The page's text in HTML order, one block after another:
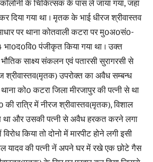
के चिकित्सक के पास ले जाया गया, जहां
दिया गया था । मृतक के भाई धीरज श्रीवास्तव
पर थाना कोतवाली कटरा पर मु0अ0सं0-
पंजीकृत किया गया था । उक्त
साक्ष्य संकलन एवं पतारसी सुरागरसी से
श्रीवास्तव(मृतक) उपरोक्त का अवैध सम्बन्ध
को0 कटरा जिला मीरजापुर की पत्नी से था
की रात्रि में नीरज श्रीवास्तव(मृतक), विशाल
था और उसकी पत्नी से अवैध हरकत करने लगा
किया तो दोनो में मारपीट होने लगी इसी
यादव की पत्नी नें अपने घर में रखे एक छोटे गैस